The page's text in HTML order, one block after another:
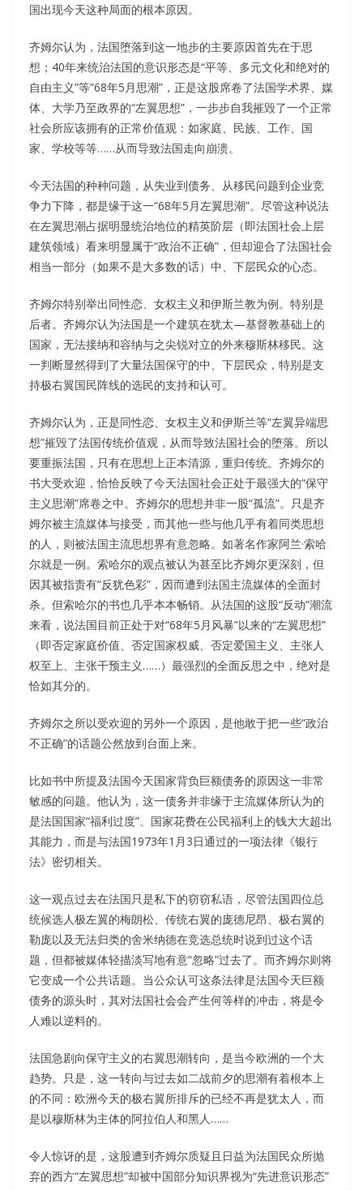
国出现今天这种局面的根本原因。
齐姆尔认为，法国堕落到这一地步的主要原因首先在于思
想；40年来统治法国的意识形态是“平等、多元文化和绝对的
自由主义”等“68年5月思潮”，正是这股席卷了法国学术界、媒
体、大学乃至政界的“左翼思想”，一步步自我摧毁了一个正常
社会所应该拥有的正常价值观：如家庭、民族、工作、国
家、学校等等……从而导致法国走向崩溃。
今天法国的种种问题，从失业到债务、从移民问题到企业竞
争力下降，都是缘于这一“68年5月左翼思潮”。尽管这种说法
在左翼思潮占据明显统治地位的精英阶层（即法国社会上层
建筑领域）看来明显属于“政治不正确”，但却迎合了法国社会
相当一部分（如果不是大多数的话）中、下层民众的心态。
齐姆尔特别举出同性恋、女权主义和伊斯兰教为例。特别是
后者。齐姆尔认为法国是一个建筑在犹太—基督教基础上的
国家，无法接纳和容纳与之尖锐对立的外来穆斯林移民。这
一判断显然得到了大量法国保守的中、下层民众，特别是支
持极右翼国民阵线的选民的支持和认可。
齐姆尔认为，正是同性恋、女权主义和伊斯兰等“左翼异端思
想”摧毁了法国传统价值观，从而导致法国社会的堕落。所以
要重振法国，只有在思想上正本清源，重归传统。齐姆尔的
书大受欢迎，恰恰反映了今天法国社会正处于最强大的“保守
主义思潮”席卷之中。齐姆尔的思想并非一股“孤流”。只是齐
姆尔被主流媒体与接受，而其他一些与他几乎有着同类思想
的人，则被法国主流思想界有意忽略。如著名作家阿兰·索哈
尔就是一例。索哈尔的观点被认为甚至比齐姆尔更深刻，但
因其被指责有“反犹色彩”，因而遭到法国主流媒体的全面封
杀。但索哈尔的书也几乎本本畅销。从法国的这股“反动”潮流
来看，说法国目前正处于对“68年5月风暴”以来的“左翼思想”
（即否定家庭价值、否定国家权威、否定爱国主义、主张人
权至上、主张干预主义……）最强烈的全面反思之中，绝对是
恰如其分的。
齐姆尔之所以受欢迎的另外一个原因，是他敢于把一些“政治
不正确”的话题公然放到台面上来。
比如书中所提及法国今天国家背负巨额债务的原因这一非常
敏感的问题。他认为，这一债务并非缘于主流媒体所认为的
是法国国家“福利过度”、国家花费在公民福利上的钱大大超出
其能力，而是与法国1973年1月3日通过的一项法律《银行
法》密切相关。
这一观点过去在法国只是私下的窃窃私语，尽管法国四位总
统候选人极左翼的梅朗松、传统右翼的庞德尼昂、极右翼的
勒庞以及无法归类的舍米纳德在竞选总统时说到过这个话
题，但都被媒体轻描淡写地有意“忽略”过去了。而齐姆尔则将
它变成一个公共话题。当公众认可这条法律是法国今天巨额
债务的源头时，其对法国社会会产生何等样的冲击，将是令
人难以逆料的。
法国急剧向保守主义的右翼思潮转向，是当今欧洲的一个大
趋势。只是，这一转向与过去如二战前夕的思潮有着根本上
的不同：欧洲今天的极右翼所排斥的已经不再是犹太人，而
是以穆斯林为主体的阿拉伯人和黑人……
令人惊讶的是，这股遭到齐姆尔质疑且日益为法国民众所抛
弃的西方“左翼思想”却被中国部分知识界视为“先进意识形态”